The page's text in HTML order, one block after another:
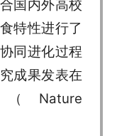
国内外高校
特性进行了
同进化过程
成果发表在
Nature